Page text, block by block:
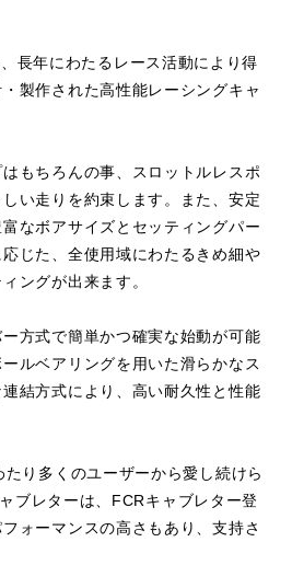
長年にわたるレース活動により得
製作された高性能レーシングキャ
もちろんの事、スロットルレスポ
い走りを約束します。また、安定
なボアサイズとセッティングパー
じた、全使用域にわたるきめ細や
ングが出来ます。
方式で簡単かつ確実な始動が可能
ルベアリングを用いた滑らかなス
結方式により、高い耐久性と性能
り多くのユーザーから愛し続けら
ブレターは、FCRキャブレター登
ォーマンスの高さもあり、支持さ